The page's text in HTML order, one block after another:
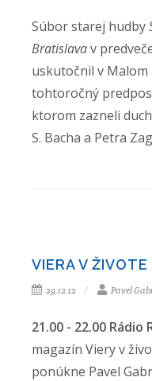
Súbor starej hudby
Bratislavav
uskutočnil v
tohtoročný
ktorom zazneli
S. Bacha a Petra
VIERA V ŽIVOTE
29.12.12 Pavel
21.00 - 22.00 Rádio
magazín Viery v
ponúkne Pavel